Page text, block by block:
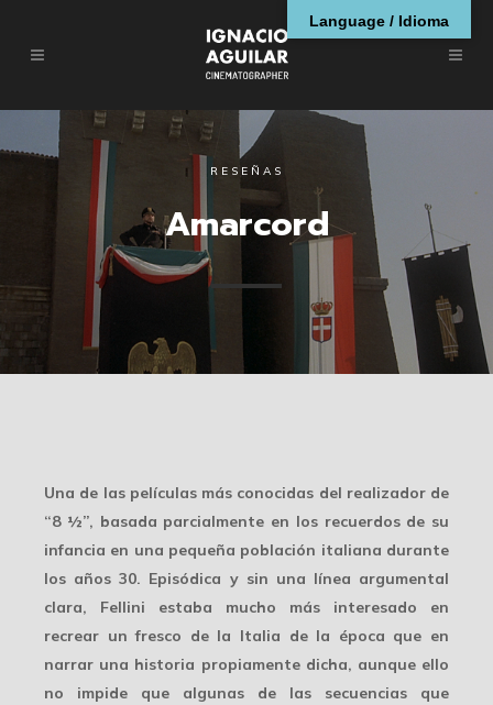
RESEÑAS
Amarcord
Una de las películas más conocidas del realizador de
“8 ½”, basada parcialmente en los recuerdos de su
infancia en una pequeña población italiana durante
los años 30. Episódica y sin una línea argumental
clara, Fellini estaba mucho más interesado en
recrear un fresco de la Italia de la época que en
narrar una historia propiamente dicha, aunque ello
no impide que algunas de las secuencias que
Language / Idioma